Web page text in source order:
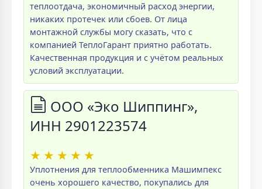
теплоотдача, экономичный расход энергии,
никаких протечек или сбоев. От лица
монтажной службы могу сказать, что с
компанией ТеплоГарант приятно работать.
Качественная продукция и с учётом реальных
условий эксплуатации.
ООО «Эко Шиппинг»,
ИНН 2901223574
★ ★ ★ ★ ★
Уплотнения для теплообменника Машимпекс
очень хорошего качество, покупались для